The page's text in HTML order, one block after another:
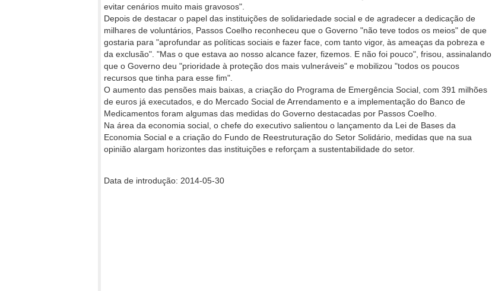
evitar cenários muito mais gravosos".
Depois de destacar o papel das instituições de solidariedade social e de agradecer a dedicação de
milhares de voluntários, Passos Coelho reconheceu que o Governo "não teve todos os meios" de que
gostaria para "aprofundar as políticas sociais e fazer face, com tanto vigor, às ameaças da pobreza e
da exclusão". "Mas o que estava ao nosso alcance fazer, fizemos. E não foi pouco", frisou, assinalando
que o Governo deu "prioridade à proteção dos mais vulneráveis" e mobilizou "todos os poucos
recursos que tinha para esse fim".
O aumento das pensões mais baixas, a criação do Programa de Emergência Social, com 391 milhões
de euros já executados, e do Mercado Social de Arrendamento e a implementação do Banco de
Medicamentos foram algumas das medidas do Governo destacadas por Passos Coelho.
Na área da economia social, o chefe do executivo salientou o lançamento da Lei de Bases da
Economia Social e a criação do Fundo de Reestruturação do Setor Solidário, medidas que na sua
opinião alargam horizontes das instituições e reforçam a sustentabilidade do setor.
Data de introdução: 2014-05-30